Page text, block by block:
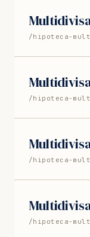
/hipoteca-
/hipoteca-
/hipoteca-
/hipoteca-